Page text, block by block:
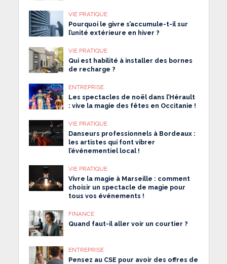
VIE PRATIQUE
Pourquoi le givre s’accumule-t-il sur
l’unité extérieure en hiver ?
VIE PRATIQUE
Qui est habilité à installer des bornes
de recharge ?
ENTREPRISE
Les spectacles de noël dans l’Hérault
: vive la magie des fêtes en Occitanie !
VIE PRATIQUE
Danseurs professionnels à Bordeaux :
les artistes qui font vibrer
l’événementiel local !
VIE PRATIQUE
Vivre la magie à Marseille : comment
choisir un spectacle de magie pour
tous vos événements !
FINANCE
Quand faut-il aller voir un courtier ?
ENTREPRISE
Pensez au CSE pour avoir des offres de